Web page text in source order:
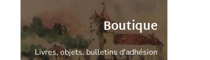
Boutique
Livres, objets, bulletins d'adhésion